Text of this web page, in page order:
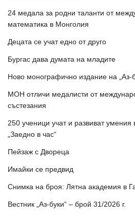
24 медала за родни таланти от
математика в Монголия
Децата се учат едно от друго
Бургас дава думата на младите
Ново монографично издание на „Аз-
МОН отличи медалисти от
състезания
250 ученици учат и развиват
„Заедно в час“
Пейзаж с Двореца
Имайки се предвид
Снимка на броя: Лятна академия в
Вестник „Аз-буки“ – брой 31/2026 г.